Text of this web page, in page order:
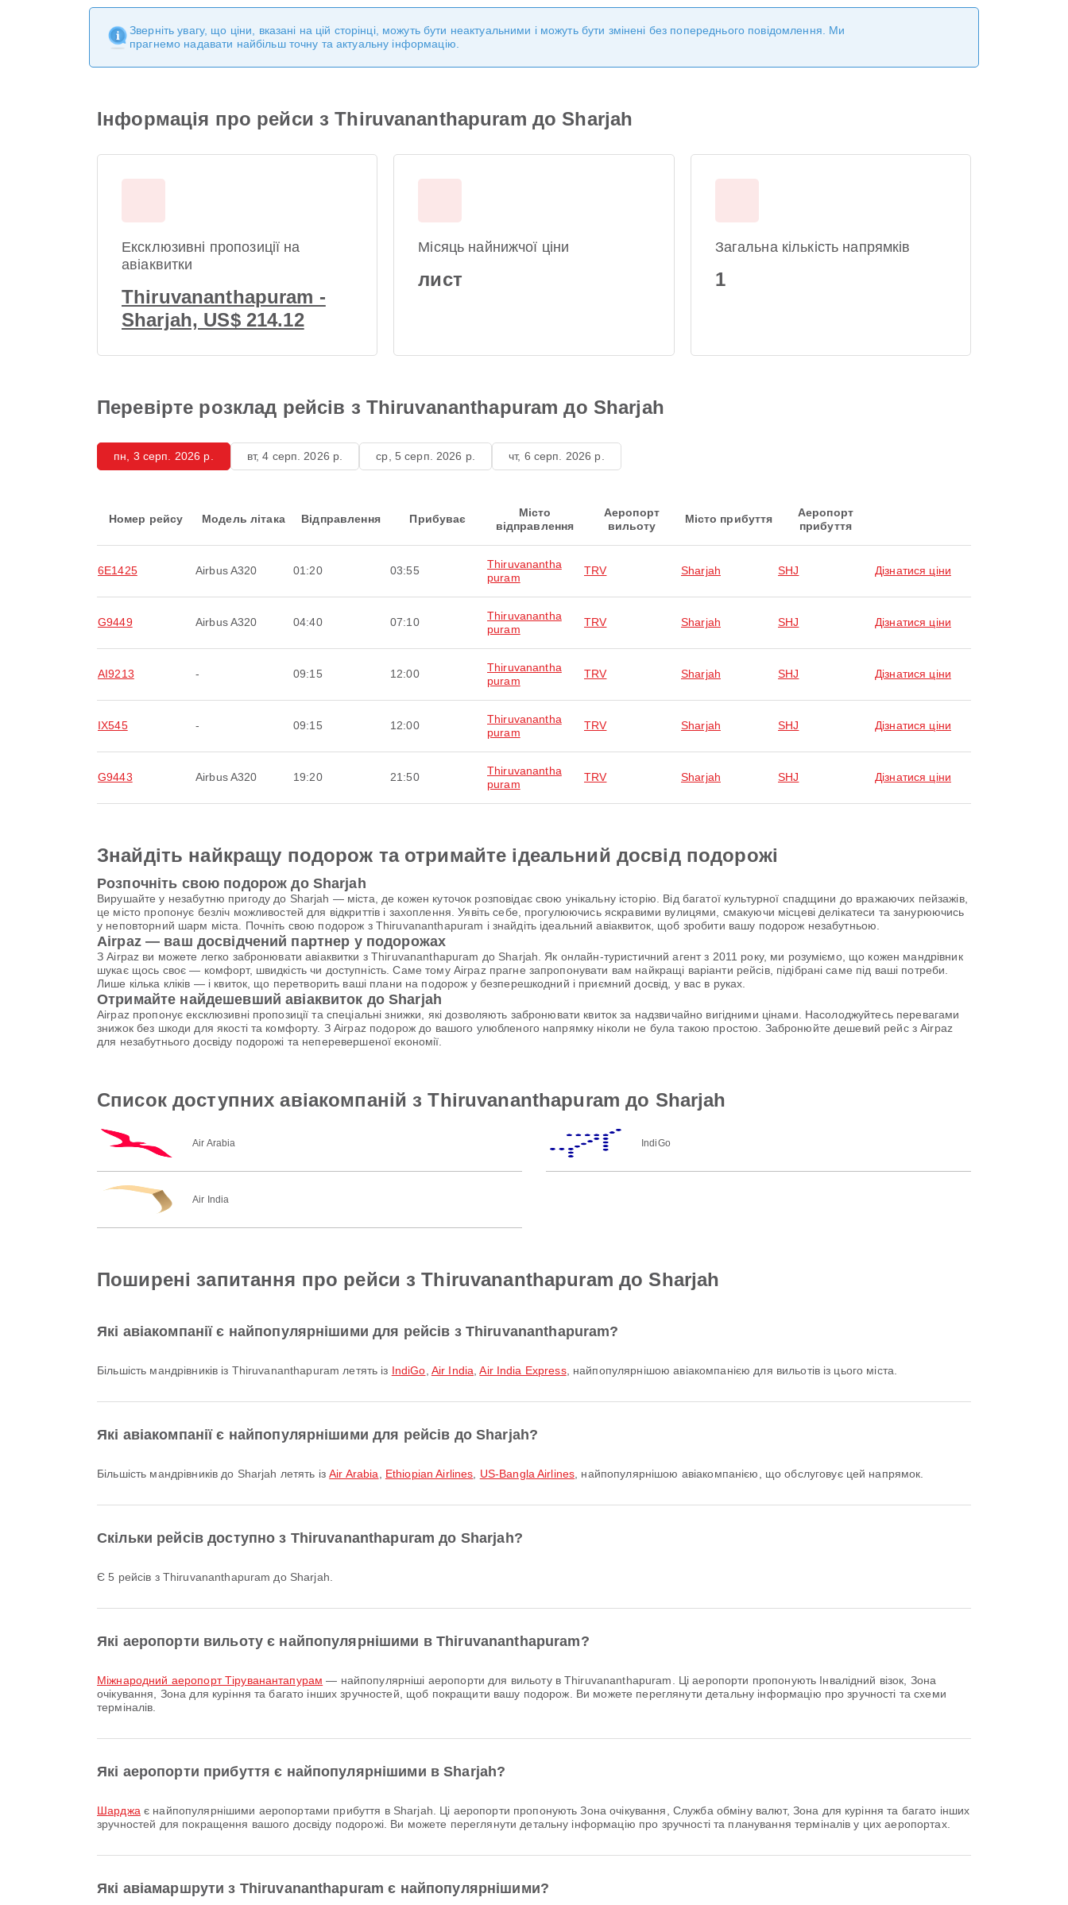
Зверніть увагу, що ціни, вказані на цій сторінці, можуть бути неактуальними і можуть бути змінені без попереднього повідомлення. Ми
прагнемо надавати найбільш точну та актуальну інформацію.
Інформація про рейси з Thiruvananthapuram до Sharjah
Ексклюзивні пропозиції на
авіаквитки
Thiruvananthapuram -
Sharjah, US$ 214.12
Місяць найнижчої ціни
лист
Загальна кількість напрямків
1
Перевірте розклад рейсів з Thiruvananthapuram до Sharjah
пн, 3 серп. 2026 р. вт, 4 серп. 2026 р. ср, 5 серп. 2026 р. чт, 6 серп. 2026 р.
Номер рейсу Модель літака Відправлення Прибуває
Місто
відправлення
Аеропорт
вильоту
Місто прибуття
Аеропорт
прибуття
6E1425 Airbus A320 01:20 03:55
Thiruvanantha
puram
TRV Sharjah SHJ Дізнатися ціни
G9449 Airbus A320 04:40 07:10
Thiruvanantha
puram
TRV Sharjah SHJ Дізнатися ціни
AI9213 - 09:15 12:00
Thiruvanantha
puram
TRV Sharjah SHJ Дізнатися ціни
IX545 - 09:15 12:00
Thiruvanantha
puram
TRV Sharjah SHJ Дізнатися ціни
G9443 Airbus A320 19:20 21:50
Thiruvanantha
puram
TRV Sharjah SHJ Дізнатися ціни
Знайдіть найкращу подорож та отримайте ідеальний досвід подорожі
Розпочніть свою подорож до Sharjah
Вирушайте у незабутню пригоду до Sharjah — міста, де кожен куточок розповідає свою унікальну історію. Від багатої культурної спадщини до вражаючих пейзажів,
це місто пропонує безліч можливостей для відкриттів і захоплення. Уявіть себе, прогулюючись яскравими вулицями, смакуючи місцеві делікатеси та занурюючись
у неповторний шарм міста. Почніть свою подорож з Thiruvananthapuram і знайдіть ідеальний авіаквиток, щоб зробити вашу подорож незабутньою.
Airpaz — ваш досвідчений партнер у подорожах
З Airpaz ви можете легко забронювати авіаквитки з Thiruvananthapuram до Sharjah. Як онлайн-туристичний агент з 2011 року, ми розуміємо, що кожен мандрівник
шукає щось своє — комфорт, швидкість чи доступність. Саме тому Airpaz прагне запропонувати вам найкращі варіанти рейсів, підібрані саме під ваші потреби.
Лише кілька кліків — і квиток, що перетворить ваші плани на подорож у безперешкодний і приємний досвід, у вас в руках.
Отримайте найдешевший авіаквиток до Sharjah
Airpaz пропонує ексклюзивні пропозиції та спеціальні знижки, які дозволяють забронювати квиток за надзвичайно вигідними цінами. Насолоджуйтесь перевагами
знижок без шкоди для якості та комфорту. З Airpaz подорож до вашого улюбленого напрямку ніколи не була такою простою. Забронюйте дешевий рейс з Airpaz
для незабутнього досвіду подорожі та неперевершеної економії.
Список доступних авіакомпаній з Thiruvananthapuram до Sharjah
Air Arabia IndiGo
Air India
Поширені запитання про рейси з Thiruvananthapuram до Sharjah
Які авіакомпанії є найпопулярнішими для рейсів з Thiruvananthapuram?
Більшість мандрівників із Thiruvananthapuram летять із IndiGo Air India ,Air India Express, найпопулярнішою авіакомпанією для вильотів із цього міста.
Які авіакомпанії є найпопулярнішими для рейсів до Sharjah?
Більшість мандрівників до Sharjah летять ізAir Arabia Ethiopian Airlines US-Bangla Airlines , найпопулярнішою авіакомпанією, що обслуговує цей напрямок.
Скільки рейсів доступно з Thiruvananthapuram до Sharjah?
Є 5 рейсів з Thiruvananthapuram до Sharjah.
Які аеропорти вильоту є найпопулярнішими в Thiruvananthapuram?
Міжнародний аеропорт Тіруванантапурам — найпопулярніші аеропорти для вильоту в Thiruvananthapuram. Ці аеропорти пропонують Інвалідний візок, Зона
очікування, Зона для куріння та багато інших зручностей, щоб покращити вашу подорож. Ви можете переглянути детальну інформацію про зручності та схеми
терміналів.
Які аеропорти прибуття є найпопулярнішими в Sharjah?
Шарджа є найпопулярнішими аеропортами прибуття в Sharjah. Ці аеропорти пропонують Зона очікування, Служба обміну валют, Зона для куріння та багато інших
зручностей для покращення вашого досвіду подорожі. Ви можете переглянути детальну інформацію про зручності та планування терміналів у цих аеропортах.
Які авіамаршрути з Thiruvananthapuram є найпопулярнішими?